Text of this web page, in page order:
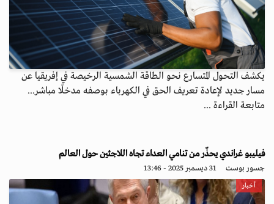
يكشف التحول المتسارع نحو الطاقة الشمسية الرخيصة في إفريقيا عن
مسار جديد لإعادة تعريف الحق في الكهرباء بوصفه مدخلًا مباشر...
متابعة القراءة ...
فيليبو غراندي يحذّر من تنامي العداء تجاه اللاجئين حول العالم
جسور بوست 31 ديسمبر 2025 - 13:46
أخبار